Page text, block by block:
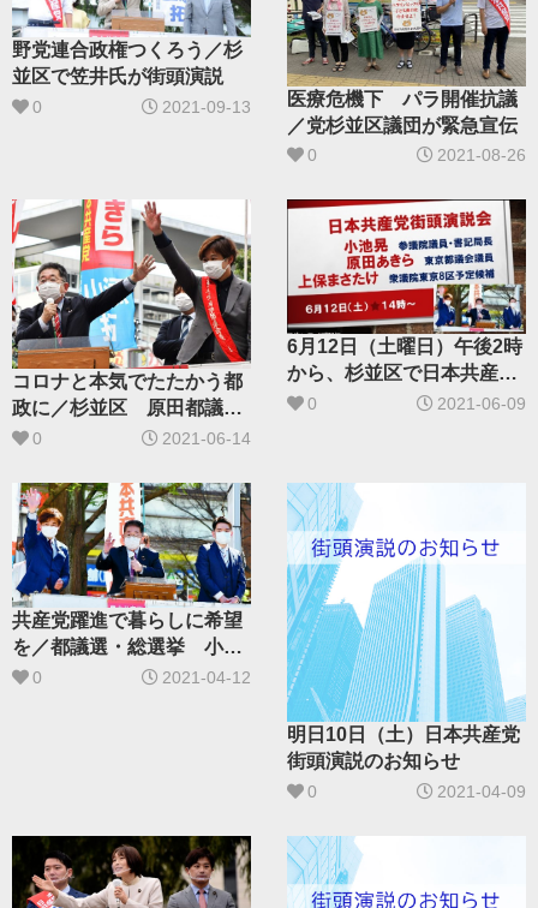
野党連合政権つくろう／杉
並区で笠井氏が街頭演説
0 2021-09-13
医療危機下 パラ開催抗議
／党杉並区議団が緊急宣伝
0 2021-08-26
コロナと本気でたたかう都
政に／杉並区 原田都議再
選を小池書記局長訴え
0 2021-06-14
6月12日（土曜日）午後2時
から、杉並区で日本共産党
オンライン演説
0 2021-06-09
共産党躍進で暮らしに希望
を／都議選・総選挙 小池
氏が訴え
0 2021-04-12
明日10日（土）日本共産党
街頭演説のお知らせ
0 2021-04-09